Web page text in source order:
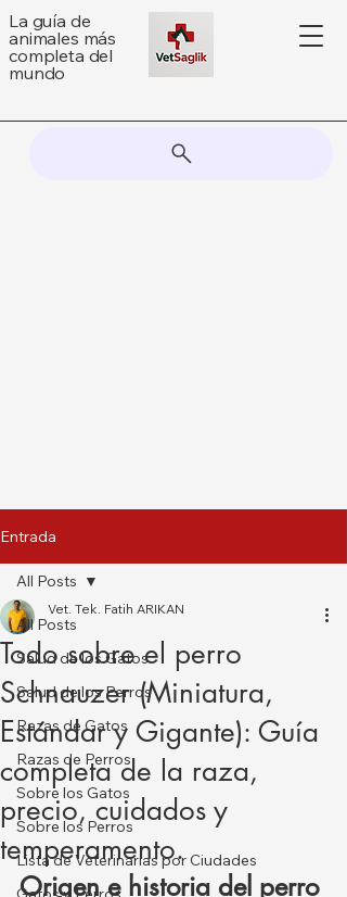
La guía de
animales más
completa del
mundo
Entrada
All Posts
Salud de los Gatos
Salud de los Perros
Razas de Gatos
Razas de Perros
Sobre los Gatos
Sobre los Perros
Lista de Veterinarias por Ciudades
All Posts
Todo sobre el perro
Schnauzer (Miniatura,
Estándar y Gigante): Guía
completa de la raza,
precio, cuidados y
temperamento.
Vet. Tek. Fatih ARIKAN
Origen e historia del perro